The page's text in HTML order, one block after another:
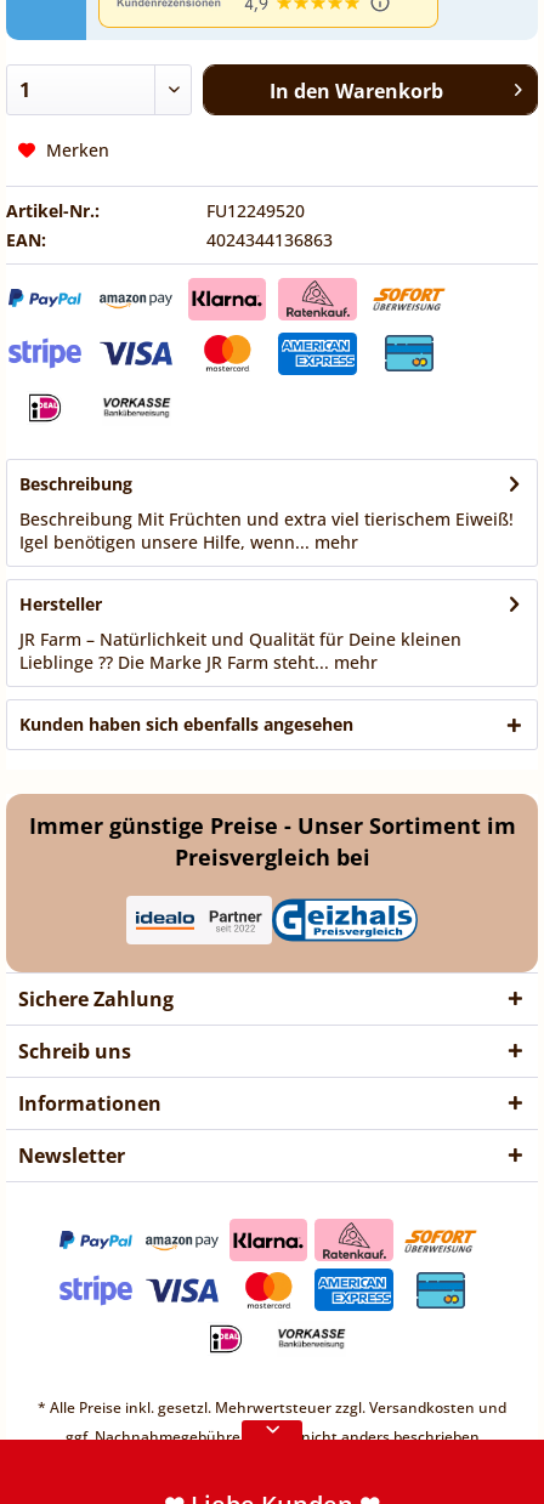
Vorübergehend sind keine
Bestellungen möglich.
In den Warenkorb
Merken
Artikel-Nr.:
FU12249520
EAN:
4024344136863
Beschreibung
Beschreibung Mit Früchten und extra viel tierischem Eiweiß!
Igel benötigen unsere Hilfe, wenn... mehr
Hersteller
JR Farm – Natürlichkeit und Qualität für Deine kleinen
Lieblinge ?? Die Marke JR Farm steht... mehr
Kunden haben sich ebenfalls angesehen
Immer günstige Preise - Unser Sortiment im
Preisvergleich bei
Sichere Zahlung
Schreib uns
Informationen
Newsletter
* Alle Preise inkl. gesetzl. Mehrwertsteuer zzgl.Versandkosten und
ggf. Nachnahmegebühren, wenn nicht anders beschrieben
Mindermengenzuschlag von 2,49€